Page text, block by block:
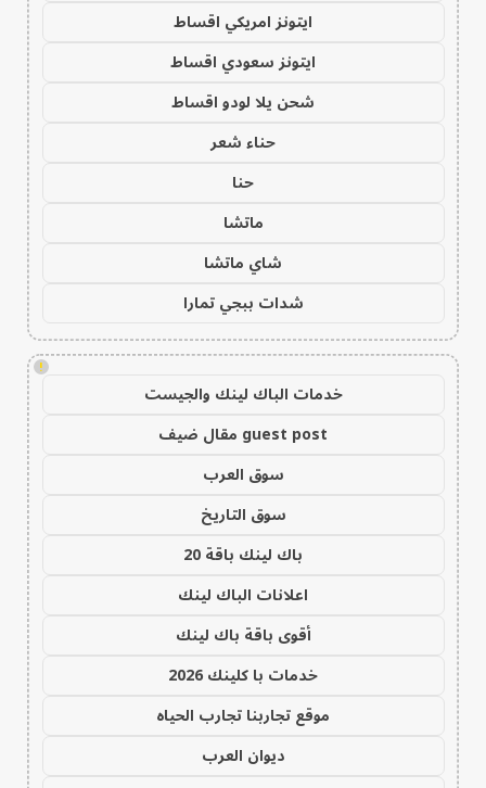
ايتونز امريكي اقساط
ايتونز سعودي اقساط
شحن يلا لودو اقساط
حناء شعر
حنا
ماتشا
شاي ماتشا
شدات ببجي تمارا
!
خدمات الباك لينك والجيست
guest post مقال ضيف
سوق العرب
سوق التاريخ
باك لينك باقة 20
اعلانات الباك لينك
أقوى باقة باك لينك
خدمات با كلينك 2026
موقع تجاربنا تجارب الحياه
ديوان العرب